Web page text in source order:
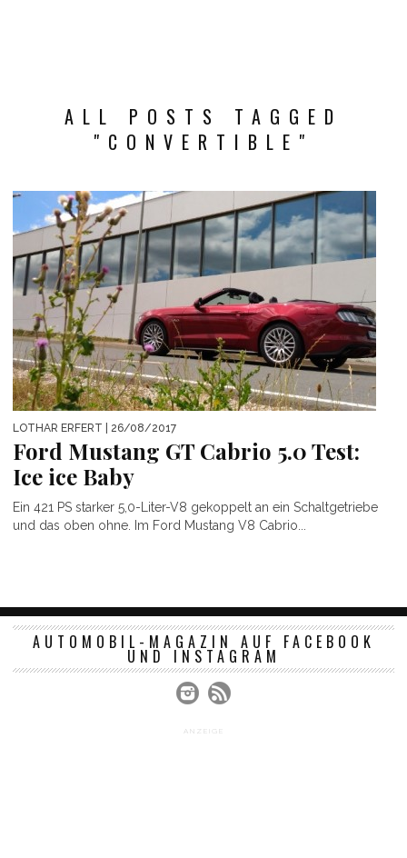
ALL POSTS TAGGED
"CONVERTIBLE"
LOTHAR ERFERT | 26/08/2017
Ford Mustang GT Cabrio 5.0 Test:
Ice ice Baby
Ein 421 PS starker 5,0-Liter-V8 gekoppelt an ein Schaltgetriebe
und das oben ohne. Im Ford Mustang V8 Cabrio...
AUTOMOBIL-MAGAZIN AUF FACEBOOK
UND INSTAGRAM
ANZEIGE